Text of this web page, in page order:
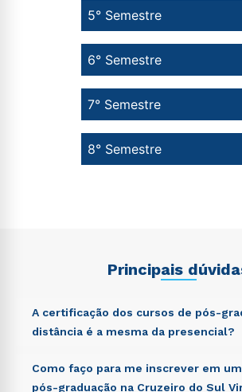
8° Semestre
7° Semestre
6° Semestre
5° Semestre
Principais
A certificação dos cursos de pós-
distância é a mesma da presencial?
Sed ut perspiciatis unde omnis iste
voluptatem accusantium doloremque
Como faço para me inscrever em
pós-graduação na Cruzeiro do Sul